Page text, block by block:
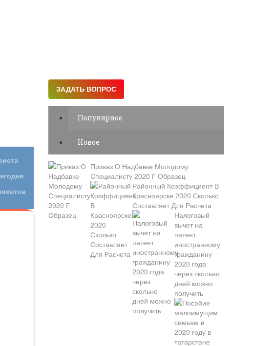
Популярное
Новое
Приказ О Надбавке Молодому
Специалисту 2020 Г Образец
Районный Коэффициент В
Красноярске 2020 Сколько
Составляет Для Расчета
Налоговый
вычет на
патент
иностранному
гражданину
2020 года
через скольно
дней можно
получить